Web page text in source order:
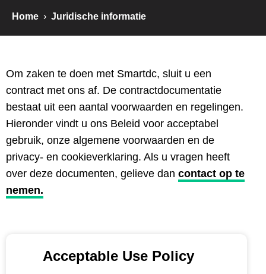
Home › Juridische informatie
Om zaken te doen met Smartdc, sluit u een
contract met ons af. De contractdocumentatie
bestaat uit een aantal voorwaarden en regelingen.
Hieronder vindt u ons Beleid voor acceptabel
gebruik, onze algemene voorwaarden en de
privacy- en cookieverklaring. Als u vragen heeft
over deze documenten, gelieve dan contact op te
nemen.
Acceptable Use Policy